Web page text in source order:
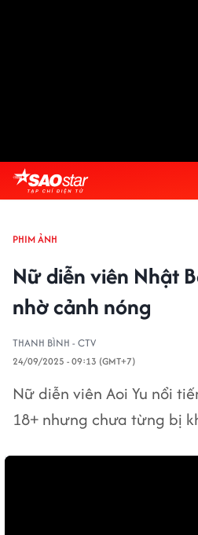
PHIM ẢNH
Nữ diễn viên Nhật
nhờ cảnh nóng
THANH BÌNH - CTV
24/09/2025 - 09:13 (GMT+7)
Nữ diễn viên Aoi Yu nổi
18+ nhưng chưa từng bị